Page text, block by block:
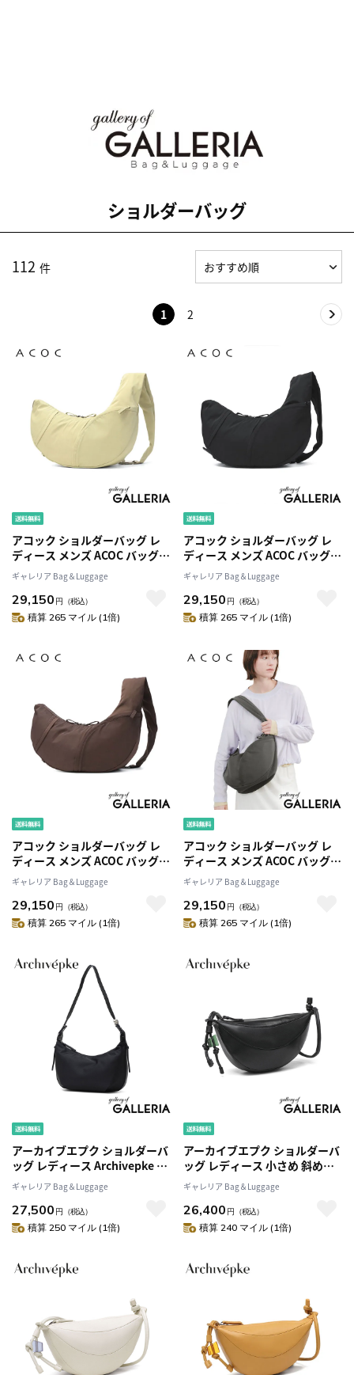
ショルダーバッグ
112 件
1 2
アコック ショルダーバッグ レ
ディース メンズ ACOC バッグ
軽量 軽い 斜めがけ 大人 ハーフ
ムーン 韓国 ブランド シンプル
おしゃれ カジュアル かわいい
無地 B5 Insight Cross Bag
ギャレリア Bag＆Luggage
29,150 円 （税込）
積算 265 マイル (1倍)
アコック ショルダーバッグ レ
ディース メンズ ACOC バッグ
軽量 軽い 斜めがけ 大人 ハーフ
ムーン 韓国 ブランド シンプル
おしゃれ カジュアル かわいい
無地 B5 Insight Cross Bag
ギャレリア Bag＆Luggage
29,150 円 （税込）
積算 265 マイル (1倍)
アコック ショルダーバッグ レ
ディース メンズ ACOC バッグ
軽量 軽い 斜めがけ 大人 ハーフ
ムーン 韓国 ブランド シンプル
おしゃれ カジュアル かわいい
無地 B5 Insight Cross Bag
ギャレリア Bag＆Luggage
29,150 円 （税込）
積算 265 マイル (1倍)
アコック ショルダーバッグ レ
ディース メンズ ACOC バッグ
軽量 軽い 斜めがけ 大人 ハーフ
ムーン 韓国 ブランド シンプル
おしゃれ カジュアル かわいい
無地 B5 Insight Cross Bag
ギャレリア Bag＆Luggage
29,150 円 （税込）
積算 265 マイル (1倍)
アーカイブエプク ショルダーバ
ッグ レディース Archivepke 斜
めがけ 小さめ 大人 軽量 ナイロ
ン ホーボーバッグ ハーフムー
ン トート バッグ 斜め掛け 斜め
がけバッグ A5 おしゃれ 肩掛け
ギャレリア Bag＆Luggage
27,500 円 （税込）
積算 250 マイル (1倍)
アーカイブエプク ショルダーバ
ッグ レディース 小さめ 斜めが
け 軽量 軽い レザー Archivepke
ミニ ショルダー トート 肩掛け
手持ち 上品 大人 ブランド おし
ゃれ かわいい 3WAY Small
ギャレリア Bag＆Luggage
26,400 円 （税込）
積算 240 マイル (1倍)